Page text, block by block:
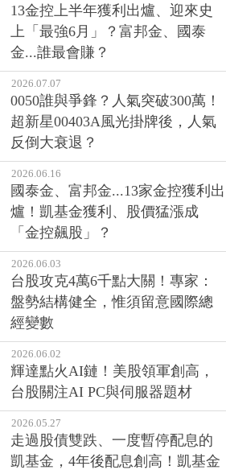
13金控上半年獲利出爐、迎來史
上「最強6月」？富邦金、國泰
金...誰最會賺？
2026.07.07
0050誰與爭鋒？人氣突破300萬！
超新星00403A風光掛牌後，人氣
反倒大衰退？
2026.06.16
國泰金、富邦金...13家金控獲利出
爐！凱基金獲利、股價猛漲成
「金控飆股」？
2026.06.03
台股攻克4萬6千點大關！專家：
盤勢結構健全，惟須留意國際總
經變數
2026.06.02
輝達點火AI鏈！美股領軍創高，
台股關注AI PC與伺服器題材
2026.05.27
走過股債雙跌、一度暫停配息的
凱基金，4年後配息創高！凱基金